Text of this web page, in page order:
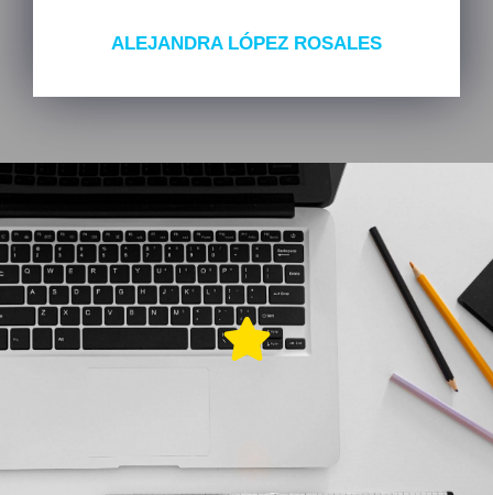
ALEJANDRA LÓPEZ ROSALES